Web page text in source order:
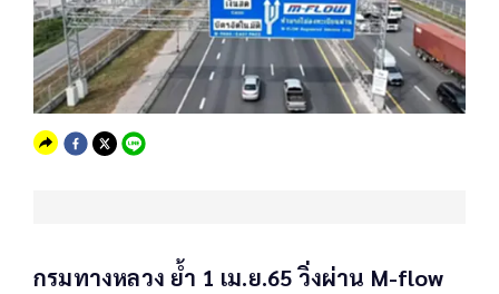
กรมทางหลวง ย้ำ 1 เม.ย.65 วิ่งผ่าน M-flow